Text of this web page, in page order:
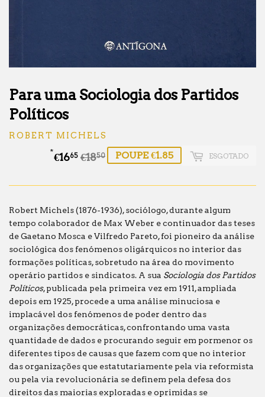
Para uma Sociologia dos Partidos
Políticos
ROBERT MICHELS
* ESGOTADO
€1665 €1850
Preço
€18.50
Preço
saldo
€16.65
POUPE €1.85
Robert Michels (1876-1936), sociólogo, durante algum
tempo colaborador de Max Weber e continuador das teses
de Gaetano Mosca e Vilfredo Pareto, foi pioneiro da análise
sociológica dos fenómenos oligárquicos no interior das
formações políticas, sobretudo na área do movimento
operário partidos e sindicatos. A sua Sociologia dos Partidos
Políticos, publicada pela primeira vez em 1911, ampliada
depois em 1925, procede a uma análise minuciosa e
implacável dos fenómenos de poder dentro das
organizações democráticas, confrontando uma vasta
quantidade de dados e procurando seguir em pormenor os
diferentes tipos de causas que fazem com que no interior
das organizações que estatutariamente pela via reformista
ou pela via revolucionária se definem pela defesa dos
direitos das maiorias exploradas e oprimidas se